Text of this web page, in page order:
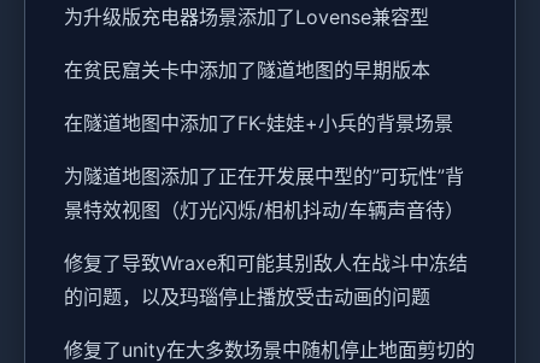
为升级版充电器场景添加了Lovense兼容型
在贫民窟关卡中添加了隧道地图的早期版本
在隧道地图中添加了FK-娃娃+小兵的背景场景
为隧道地图添加了正在开发展中型的”可玩性”背
景特效视图（灯光闪烁/相机抖动/车辆声音待）
修复了导致Wraxe和可能其别敌人在战斗中冻结
的问题，以及玛瑙停止播放受击动画的问题
修复了unity在大多数场景中随机停止地面剪切的